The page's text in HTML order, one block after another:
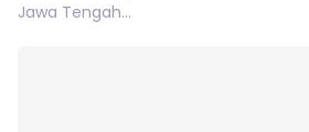
Jawa Tengah...